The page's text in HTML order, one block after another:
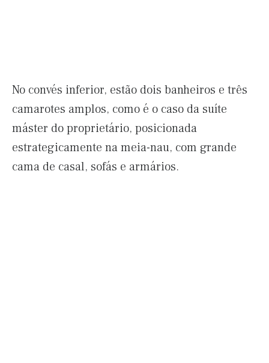
No convés inferior, estão dois banheiros e três
camarotes amplos, como é o caso da suíte
máster do proprietário, posicionada
estrategicamente na meia-nau, com grande
cama de casal, sofás e armários.